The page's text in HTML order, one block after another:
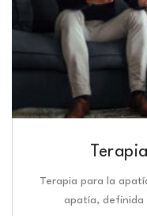
Terapia para la
apatía,